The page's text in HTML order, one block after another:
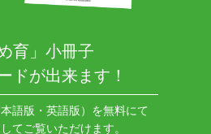
育」小冊子
ドが出来ます！
語版・英語版）を無料にて
てご覧いただけます。